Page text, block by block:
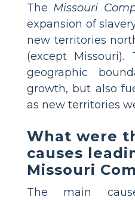
The Missouri
expansion of
new territories
(except Missouri).
geographic
growth, but also
as new territories
What were
causes
Missouri
The main